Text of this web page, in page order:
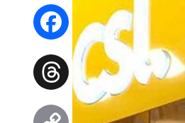
WhatsApp
Facebook
Threads